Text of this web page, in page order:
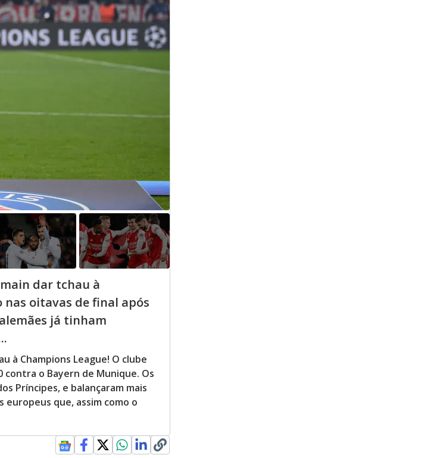
dar tchau à
oitavas de final após
já tinham
à Champions League! O clube
o Bayern de Munique. Os
Príncipes, e balançaram mais
europeus que, assim como o